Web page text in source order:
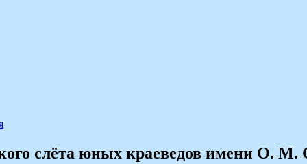
слёта юных краеведов имени О. М.